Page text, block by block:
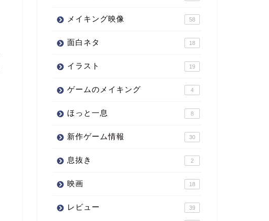
メイキング映像 58
面白ネタ 18
イラスト 19
ゲームのメイキング 4
ほっと一息 8
新作ゲーム情報 30
息抜き 2
映画 18
レビュー 39